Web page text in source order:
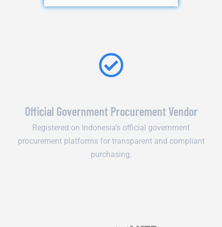
Official Government Procurement Vendor
Registered on Indonesia’s official government
procurement platforms for transparent and compliant
purchasing.